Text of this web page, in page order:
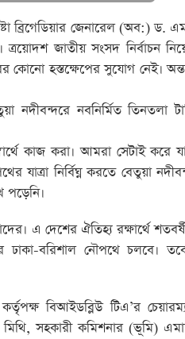
ব্রিগেডিয়ার জেনারেল (অব:) ড.
ত্রয়োদশ জাতীয় সংসদ নির্বাচন
কোনো হস্তক্ষেপের সুযোগ নেই।
নবনির্মিত তিনতলা
কাজ করা। আমরা সেটাই করে
নির্বিঘ্ন করতে বেতুয়া
পড়েনি।
এ দেশের ঐতিহ্য রক্ষার্থে
বরিশাল নৌপথে চলবে।
বিআইডব্লিউ টিএ’র
মিথি, সহকারী কমিশনার (ভূমি)